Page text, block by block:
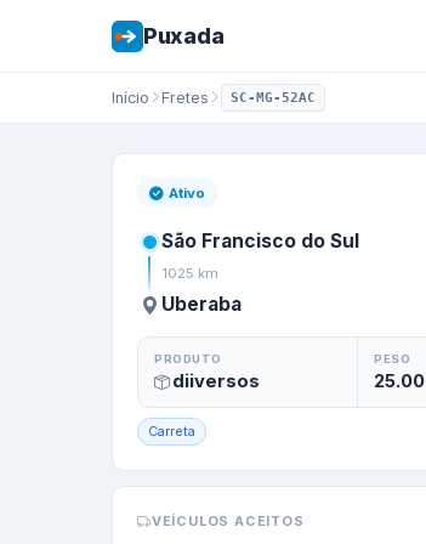
Puxada
Início Fretes SC-MG-52AC
Frete de
Ativo
São Francisco do Sul
1025 km
Uberaba
PRODUTO
diiversos
PESO
25.00
Carreta
VEÍCULOS ACEITOS